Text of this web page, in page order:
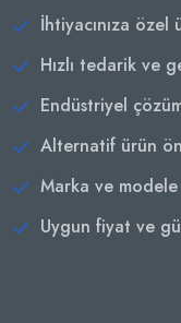
İhtiyacınıza özel
Hızlı tedarik ve
Endüstriyel
Alternatif ürün
Marka ve
Uygun fiyat ve